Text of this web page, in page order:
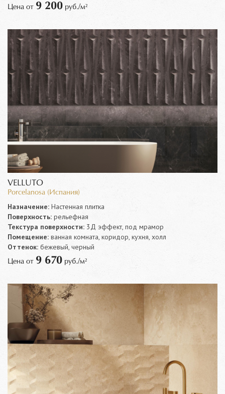
Цена от 9 200 руб./м²
VELLUTO
Porcelanosa (Испания)
Назначение: Настенная плитка
Поверхность: рельефная
Текстура поверхности: 3Д эффект, под мрамор
Помещение: ванная комната, коридор, кухня, холл
Оттенок: бежевый, черный
Цена от 9 670 руб./м²